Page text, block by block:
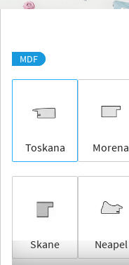
MDF
Toskana Morena
Skane Neapel